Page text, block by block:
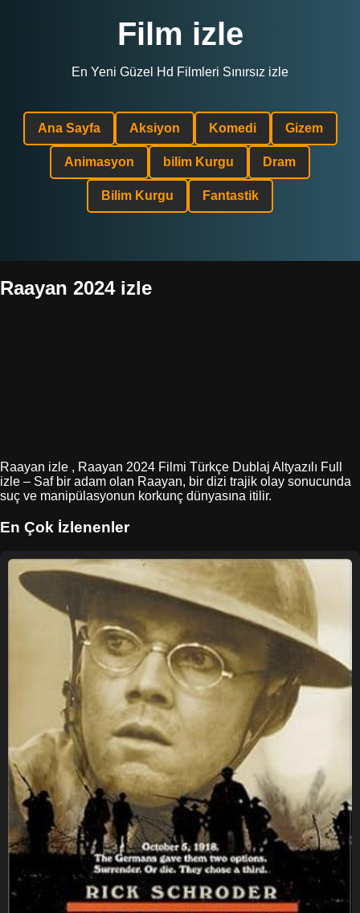
Film izle
En Yeni Güzel Hd Filmleri Sınırsız izle
Ana Sayfa Aksiyon Komedi Gizem
Animasyon bilim Kurgu Dram
Bilim Kurgu Fantastik
Raayan 2024 izle
Raayan izle , Raayan 2024 Filmi Türkçe Dublaj Altyazılı Full
izle – Saf bir adam olan Raayan, bir dizi trajik olay sonucunda
suç ve manipülasyonun korkunç dünyasına itilir.
En Çok İzlenenler